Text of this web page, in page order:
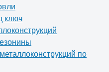
ключ
по